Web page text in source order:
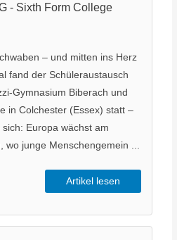
- Sixth Form College
– und mitten ins Herz
fand der Schüleraustausch
Gymnasium Biberach und
in Colchester (Essex) statt –
Europa wächst am
wo junge Menschengemein ...
Artikel lesen